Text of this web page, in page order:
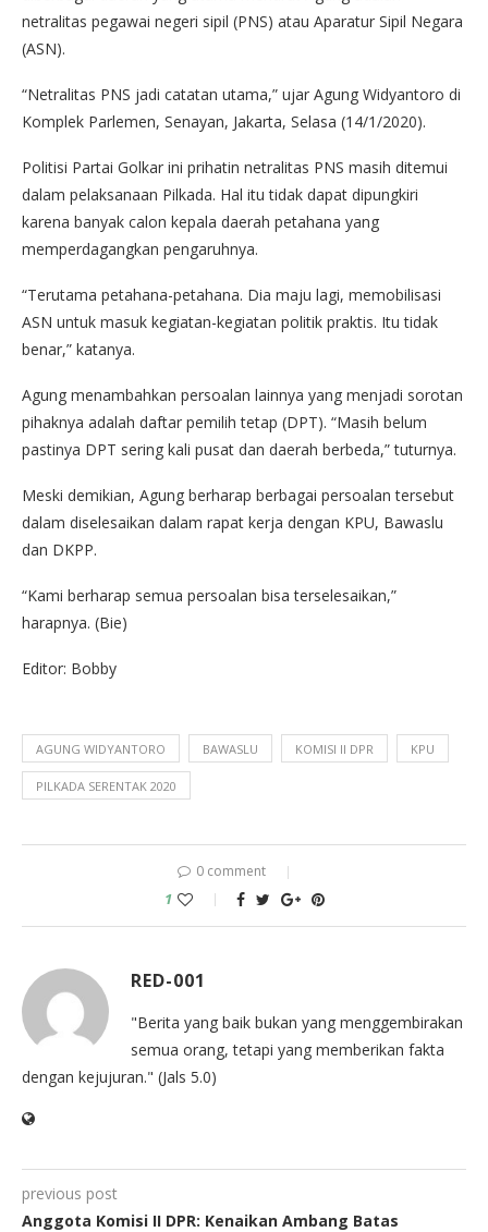
netralitas pegawai negeri sipil (PNS) atau Aparatur Sipil Negara
(ASN).
“Netralitas PNS jadi catatan utama,” ujar Agung Widyantoro di
Komplek Parlemen, Senayan, Jakarta, Selasa (14/1/2020).
Politisi Partai Golkar ini prihatin netralitas PNS masih ditemui
dalam pelaksanaan Pilkada. Hal itu tidak dapat dipungkiri
karena banyak calon kepala daerah petahana yang
memperdagangkan pengaruhnya.
“Terutama petahana-petahana. Dia maju lagi, memobilisasi
ASN untuk masuk kegiatan-kegiatan politik praktis. Itu tidak
benar,” katanya.
Agung menambahkan persoalan lainnya yang menjadi sorotan
pihaknya adalah daftar pemilih tetap (DPT). “Masih belum
pastinya DPT sering kali pusat dan daerah berbeda,” tuturnya.
Meski demikian, Agung berharap berbagai persoalan tersebut
dalam diselesaikan dalam rapat kerja dengan KPU, Bawaslu
dan DKPP.
“Kami berharap semua persoalan bisa terselesaikan,”
harapnya. (Bie)
Editor: Bobby
AGUNG WIDYANTORO BAWASLU KOMISI II DPR KPU
PILKADA SERENTAK 2020
0 comment
1
RED-001
"Berita yang baik bukan yang menggembirakan
semua orang, tetapi yang memberikan fakta
dengan kejujuran." (Jals 5.0)
previous post
Anggota Komisi II DPR: Kenaikan Ambang Batas